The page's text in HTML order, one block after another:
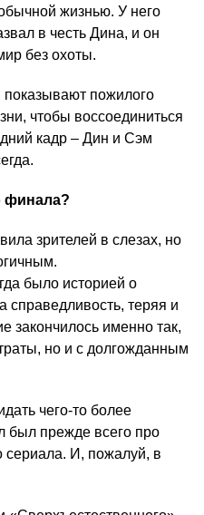
жизнью. У него
в честь Дина, и он
без охоты.
пожилого
чтобы воссоединиться
кадр – Дин и Сэм
финала?
зрителей в слезах, но
было историей о
справедливость, теряя и
закончилось именно так,
но и с долгожданным
чего-то более
был прежде всего про
сериала. И, пожалуй, в